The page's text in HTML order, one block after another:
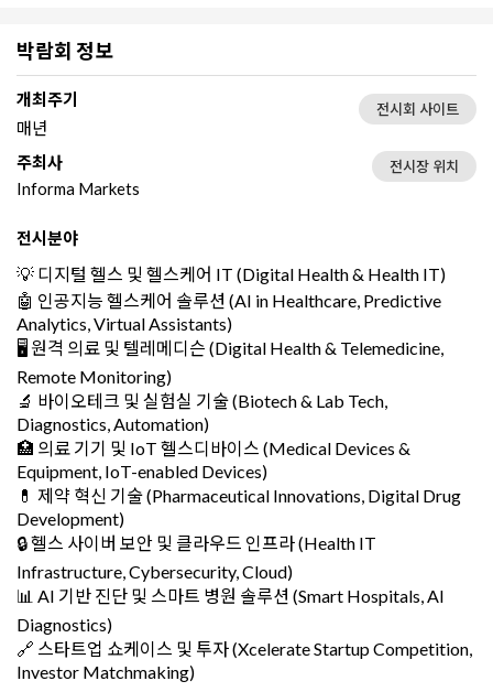
박람회 정보
개최주기
매년
전시회 사이트
주최사
Informa Markets
전시장 위치
전시분야
💡 디지털 헬스 및 헬스케어 IT (Digital Health & Health IT)
🤖 인공지능 헬스케어 솔루션 (AI in Healthcare, Predictive
Analytics, Virtual Assistants)
🖥️ 원격 의료 및 텔레메디슨 (Digital Health & Telemedicine,
Remote Monitoring)
🔬 바이오테크 및 실험실 기술 (Biotech & Lab Tech,
Diagnostics, Automation)
🏥 의료 기기 및 IoT 헬스디바이스 (Medical Devices &
Equipment, IoT-enabled Devices)
💊 제약 혁신 기술 (Pharmaceutical Innovations, Digital Drug
Development)
🔒 헬스 사이버 보안 및 클라우드 인프라 (Health IT
Infrastructure, Cybersecurity, Cloud)
📊 AI 기반 진단 및 스마트 병원 솔루션 (Smart Hospitals, AI
Diagnostics)
🔗 스타트업 쇼케이스 및 투자 (Xcelerate Startup Competition,
Investor Matchmaking)